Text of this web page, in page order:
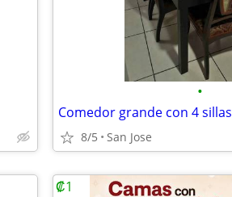
•
Comedor grande con 4 sillas
8/5 San Jose
₡1